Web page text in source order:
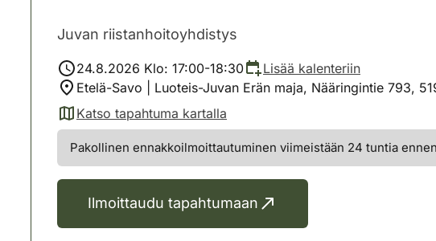
Juvan riistanhoitoyhdistys
24.8.2026 Klo: 17:00-18:30
Lisää kalenteriin
Etelä-Savo | Luoteis-Juvan Erän maja, Nääringintie 793,
Katso tapahtuma kartalla
(avautuu uuteen välilehteen)
Pakollinen ennakkoilmoittautuminen viimeistään 24 tuntia
Ilmoittaudu tapahtumaan